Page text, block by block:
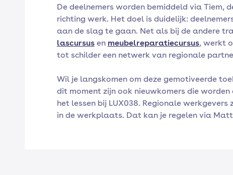
De deelnemers worden bemiddeld via Tiem,
richting werk. Het doel is duidelijk:
aan de slag te gaan. Net als bij de andere
lascursusen meubelreparatiecursus, werkt
tot schilder een netwerk van regionale
Wil je langskomen om deze gemotiveerde
dit moment zijn ook nieuwkomers die
het lessen bij LUX038. Regionale
in de werkplaats. Dat kan je regelen via